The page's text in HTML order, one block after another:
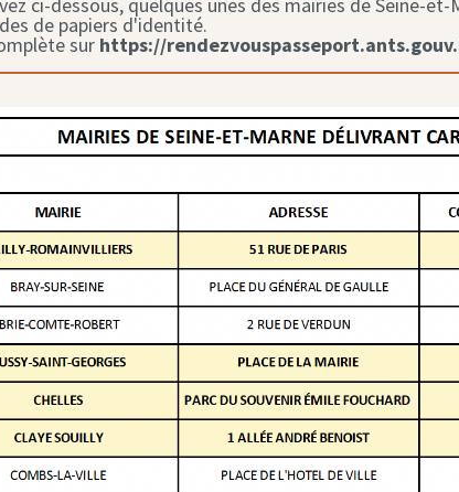
ci-dessous, quelques unes des mairies de Seine-
de papiers d'identité.
sur https://